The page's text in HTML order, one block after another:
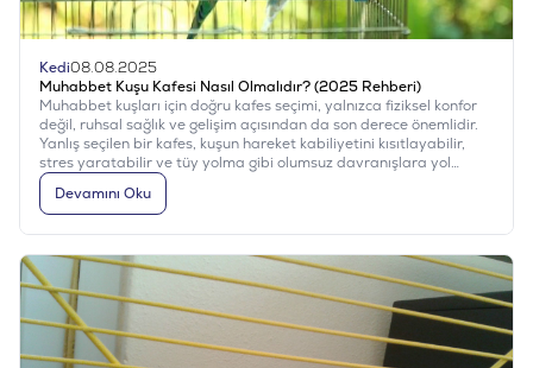
Kedi08.08.2025
Muhabbet Kuşu Kafesi Nasıl Olmalıdır? (2025 Rehberi)
Muhabbet kuşları için doğru kafes seçimi, yalnızca fiziksel konfor
değil, ruhsal sağlık ve gelişim açısından da son derece önemlidir.
Yanlış seçilen bir kafes, kuşun hareket kabiliyetini kısıtlayabilir,
stres yaratabilir ve tüy yolma gibi olumsuz davranışlara yol
açabilir. Peki, ideal muhabbet kuşu kafesi nasıl olmalıdır? Gelin
adım adım inceleyelim.
Devamını Oku